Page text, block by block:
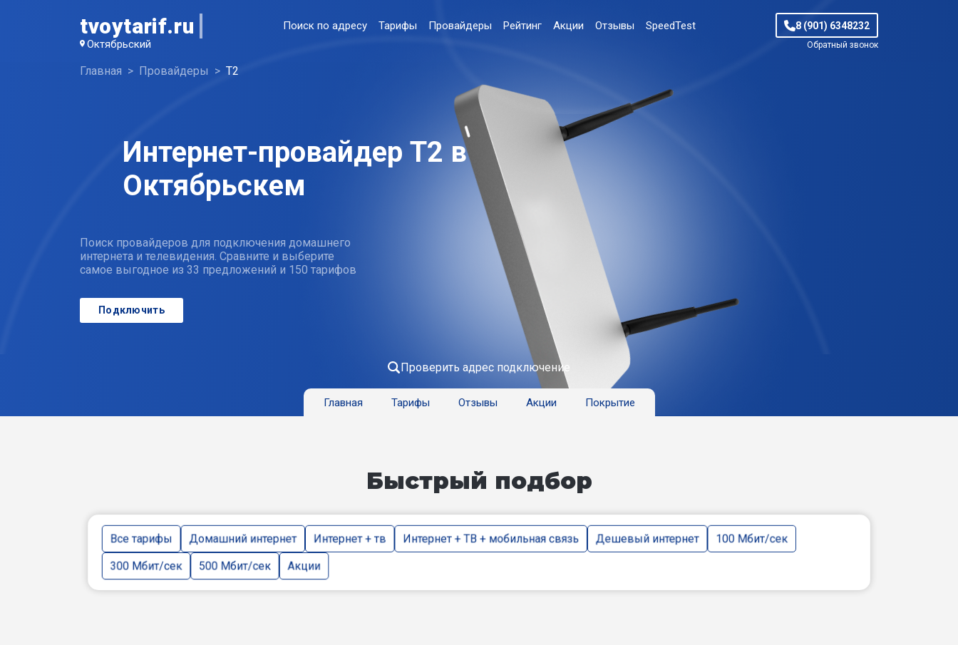
tvoytarif.ru
Октябрьский
Поиск по адресу Тарифы Провайдеры Рейтинг Акции Отзывы SpeedTest 8 (901) 6348232
Обратный звонок
Главная Провайдеры T2
Интернет-провайдер T2 в
Октябрьскем
Поиск провайдеров для подключения домашнего
интернета и телевидения. Сравните и выберите
самое выгодное из 33 предложений и 150 тарифов
Подключить
Проверить адрес подключение
Главная Тарифы Отзывы Акции Покрытие
Быстрый подбор
Все тарифы Домашний интернет Интернет + тв Интернет + ТВ + мобильная связь Дешевый интернет 100 Мбит/сек
300 Мбит/сек 500 Мбит/сек Акции